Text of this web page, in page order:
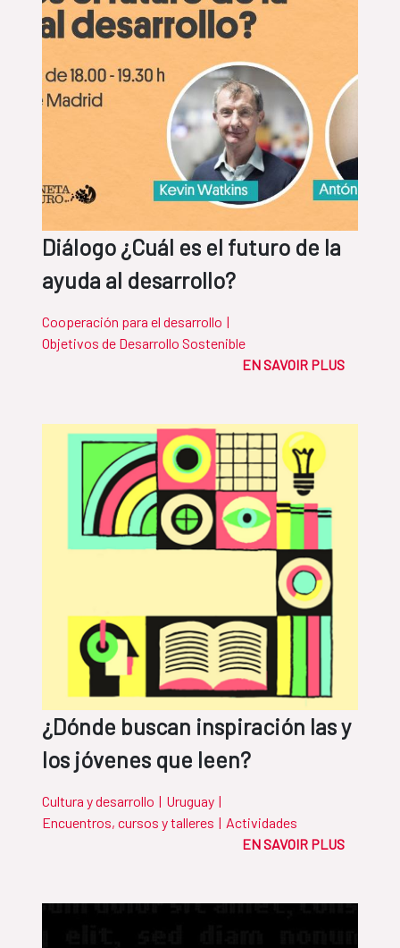
Diálogo ¿Cuál es el futuro de la
ayuda al desarrollo?
Cooperación para el desarrollo |
Objetivos de Desarrollo Sostenible
EN SAVOIR PLUS
¿Dónde buscan inspiración las y
los jóvenes que leen?
Cultura y desarrollo | Uruguay |
Encuentros, cursos y talleres | Actividades
EN SAVOIR PLUS